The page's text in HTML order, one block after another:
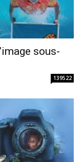
sous-
139522